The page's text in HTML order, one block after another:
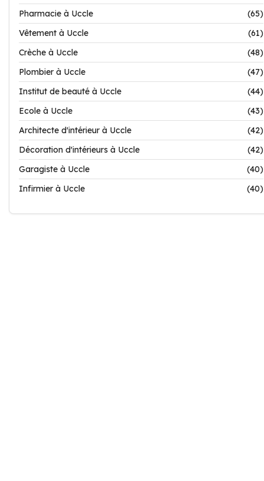
Pharmacie à Uccle
(65)
Vêtement à Uccle
(61)
Crèche à Uccle
(48)
Plombier à Uccle
(47)
Institut de beauté à Uccle
(44)
Ecole à Uccle
(43)
Architecte d'intérieur à Uccle
(42)
Décoration d'intérieurs à Uccle
(42)
Garagiste à Uccle
(40)
Infirmier à Uccle
(40)